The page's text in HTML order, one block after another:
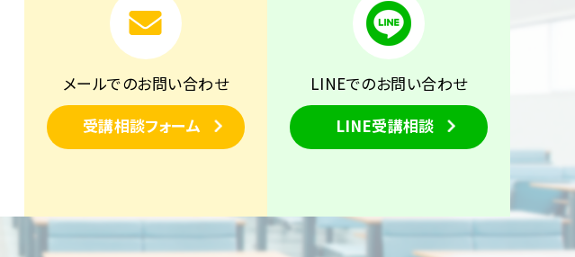
メールでのお問い合わせ
受講相談フォーム
LINEでのお問い合わせ
LINE受講相談